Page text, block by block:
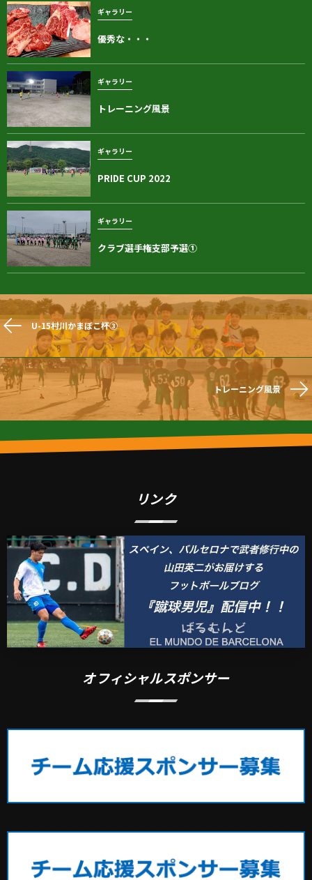
ギャラリー
優秀な・・・
ギャラリー
トレーニング風景
ギャラリー
PRIDE CUP 2022
ギャラリー
クラブ選手権支部予選①
U-15村川かまぼこ杯③
トレーニング風景
リンク
オフィシャルスポンサー